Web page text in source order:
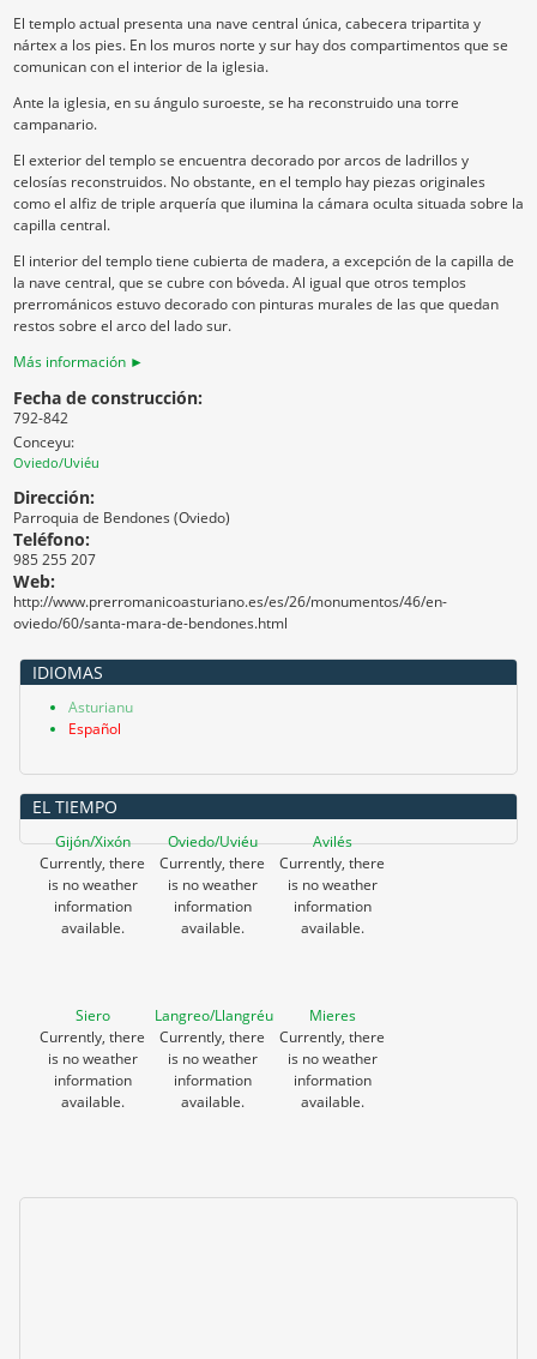
El templo actual presenta una nave central única, cabecera tripartita y
nártex a los pies. En los muros norte y sur hay dos compartimentos que se
comunican con el interior de la iglesia.
Ante la iglesia, en su ángulo suroeste, se ha reconstruido una torre
campanario.
El exterior del templo se encuentra decorado por arcos de ladrillos y
celosías reconstruidos. No obstante, en el templo hay piezas originales
como el alfiz de triple arquería que ilumina la cámara oculta situada sobre la
capilla central.
El interior del templo tiene cubierta de madera, a excepción de la capilla de
la nave central, que se cubre con bóveda. Al igual que otros templos
prerrománicos estuvo decorado con pinturas murales de las que quedan
restos sobre el arco del lado sur.
Más información ►
Fecha de construcción:
792-842
Conceyu:
Oviedo/Uviéu
Dirección:
Parroquia de Bendones (Oviedo)
Teléfono:
985 255 207
Web:
http://www.prerromanicoasturiano.es/es/26/monumentos/46/en-
oviedo/60/santa-mara-de-bendones.html
IDIOMAS
Asturianu
Español
EL TIEMPO
Gijón/Xixón
Currently, there
is no weather
information
available.
Oviedo/Uviéu
Currently, there
is no weather
information
available.
Avilés
Currently, there
is no weather
information
available.
Siero
Currently, there
is no weather
information
available.
Langreo/Llangréu
Currently, there
is no weather
information
available.
Mieres
Currently, there
is no weather
information
available.